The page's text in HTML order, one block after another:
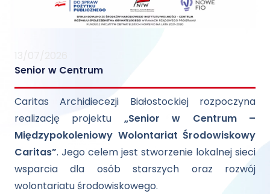
Senior w Centrum
Caritas Archidiecezji Białostockiej rozpoczyna
realizację projektu „Senior w Centrum –
Międzypokoleniowy Wolontariat Środowiskowy
Caritas”. Jego celem jest stworzenie lokalnej sieci
wsparcia dla osób starszych oraz rozwój
wolontariatu środowiskowego.